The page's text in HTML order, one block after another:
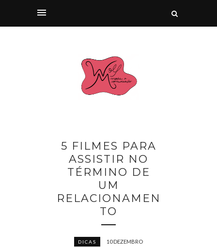
5 FILMES PARA
ASSISTIR NO
TÉRMINO DE
UM
RELACIONAMEN
TO
DICAS 10 DEZEMBRO